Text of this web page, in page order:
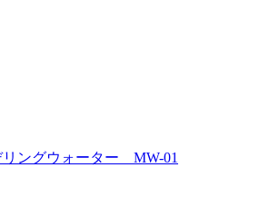
ングウォーター MW-01